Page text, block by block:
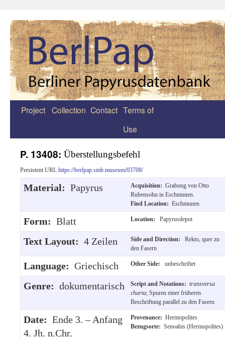
Zum
Project Collection Contact Terms of
Use
P. 13408: Überstellungsbefehl
Persistent URL https://berlpap.smb.museum/03708/
Material: Papyrus Acquisition: Grabung von Otto
Rubensohn in Eschmunen.
Find Location: Eschmunen
Form: Blatt Location: Papyrusdepot
Text Layout: 4 Zeilen Side and Direction:
Rekto, quer zu
den Fasern
Language: Griechisch Other Side: unbeschriftet
Genre: dokumentarisch Script and Notations: transversa
charta; Spuren einer früheren
Beschriftung parallel zu den Fasern
Date: Ende 3. – Anfang
4. Jh. n.Chr.
Provenance: Hermopolites
Bezugsorte: Senoabis (Hermopolites)